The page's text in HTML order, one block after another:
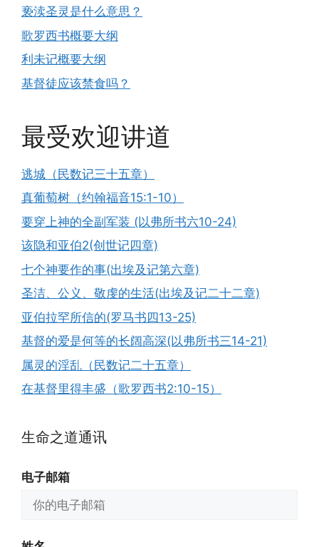
亵渎圣灵是什么意思？
歌罗西书概要大纲
利未记概要大纲
基督徒应该禁食吗？
最受欢迎讲道
逃城（民数记三十五章）
真葡萄树（约翰福音15:1-10）
要穿上神的全副军装 (以弗所书六10-24)
该隐和亚伯2(创世记四章)
七个神要作的事(出埃及记第六章)
圣洁、公义、敬虔的生活(出埃及记二十二章)
亚伯拉罕所信的(罗马书四13-25)
基督的爱是何等的长阔高深(以弗所书三14-21)
属灵的淫乱（民数记二十五章）
在基督里得丰盛（歌罗西书2:10-15）
生命之道通讯
电子邮箱